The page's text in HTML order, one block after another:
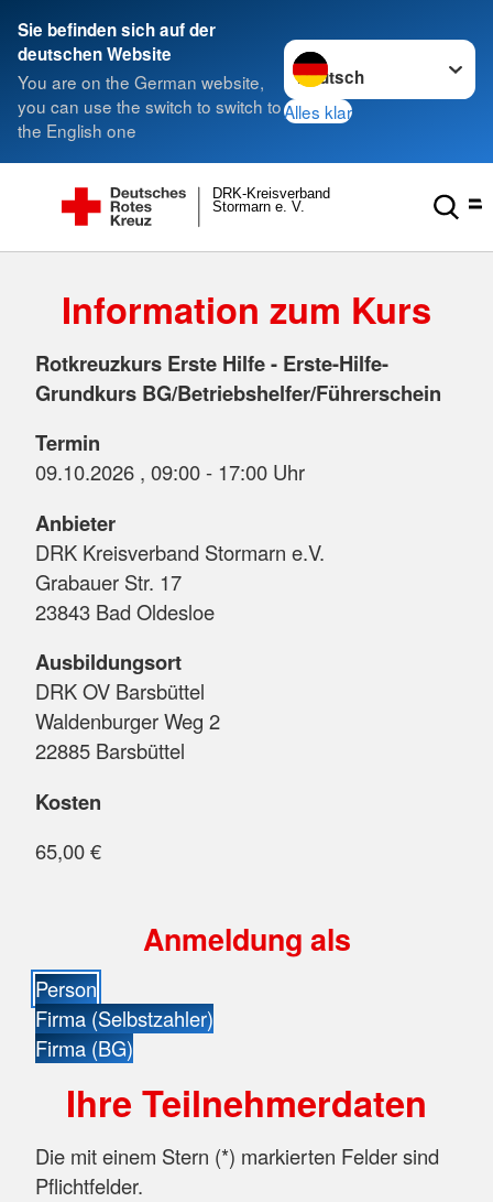
Sie befinden sich auf der
deutschen Website
You are on the German website,
you can use the switch to switch to
the English one
Sprache wechseln zu
Alles klar
Stormarn e. V.
DRK-Kreisverband
Information zum Kurs
Rotkreuzkurs Erste Hilfe - Erste-Hilfe-
Grundkurs BG/Betriebshelfer/Führerschein
Termin
09.10.2026 , 09:00 - 17:00 Uhr
Anbieter
DRK Kreisverband Stormarn e.V.
Grabauer Str. 17
23843 Bad Oldesloe
Ausbildungsort
DRK OV Barsbüttel
Waldenburger Weg 2
22885 Barsbüttel
Kosten
65,00 €
Anmeldung als
Person
Firma (Selbstzahler)
Firma (BG)
Ihre Teilnehmerdaten
Die mit einem Stern (*) markierten Felder sind
Pflichtfelder.